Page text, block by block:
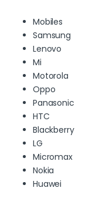
Mobiles
Samsung
Lenovo
Mi
Motorola
Oppo
Panasonic
HTC
Blackberry
LG
Micromax
Nokia
Huawei